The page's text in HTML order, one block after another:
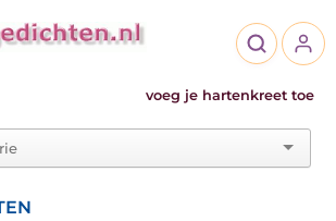
voeg je hartenkreet toe